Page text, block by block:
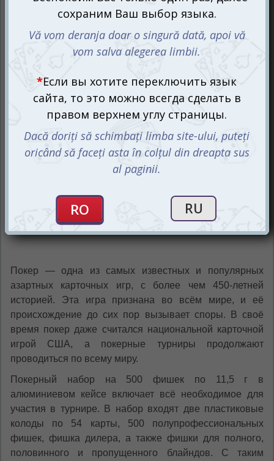
Покер — одна из самых известных и популярных
азартных карточных игр, с более чем 450-летней
историей. Эта игра признана во всём мире, и её
происхождение до сих пор вызывает споры. В своё
время покер даже считался национальной карточной
игрой США, а покерные турниры продолжают
проводиться по всему миру.
Покерный набор на 500 фишек по 11,5 г в
алюминиевом кейсе включает всё необходимое для
участия в турнире. В набор входят две пластиковые
колоды по 54 карты, 500 полупрофессиональных
фишек, фишка дилера, а также фишки для полного,
половинного и пропущенного блайндов. С таким